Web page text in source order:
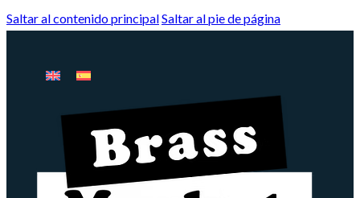
Saltar al contenido principalSaltar al pie de página